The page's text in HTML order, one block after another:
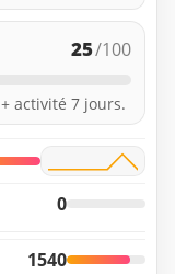
25/100
activité 7 jours.
0
1540